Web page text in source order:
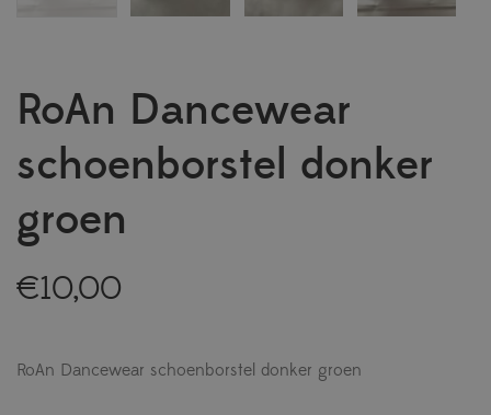
RoAn Dancewear
schoenborstel donker
groen
€10,00
RoAn Dancewear schoenborstel donker groen